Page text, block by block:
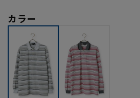
カラー